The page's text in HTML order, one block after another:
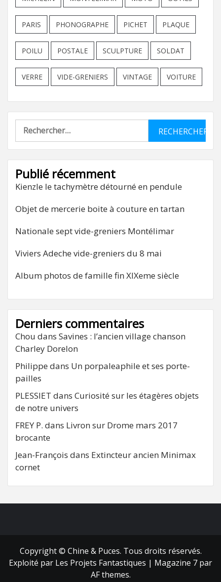
PARIS PHONOGRAPHE PICHET PLAQUE
POILU POSTALE SCULPTURE SOLDAT
VERRE VIDE-GRENIERS VINTAGE VOITURE
Rechercher :
Publié récemment
Kienzle le tachymètre détourné en pendule
Objet de mercerie boite à couture en tartan
Nationale sept vide-greniers Montélimar
Viviers Adeche vide-greniers du 8 mai
Album photos de famille fin XIXeme siècle
Derniers commentaires
Chou dans Savines : l’ancien village chanson
Charley Dorelon
Philippe dans Un porpaleaphile et ses porte-
pailles
PLESSIET dans Curiosité sur les étagères objets
de notre univers
FREY P. dans Livron sur Drome mars 2017
brocante
Jean-François dans Extincteur ancien Minimax
cornet
Copyright © Chine & Puces. Tous droits réservés.
Exploité par Les Projets Fantastiques | Magazine 7 par
AF themes.